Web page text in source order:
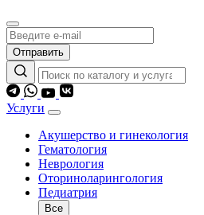
Отправить
Услуги
Акушерство и гинекология
Гематология
Неврология
Оториноларингология
Педиатрия
Все